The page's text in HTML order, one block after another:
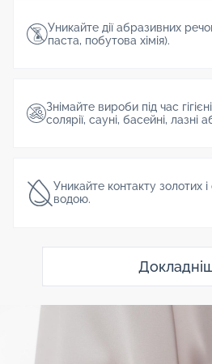
Уникайте дії абразивних
паста, побутова хімія).
Знімайте вироби під час
солярії, сауні, басейні, лазні
Уникайте контакту золотих і
водою.